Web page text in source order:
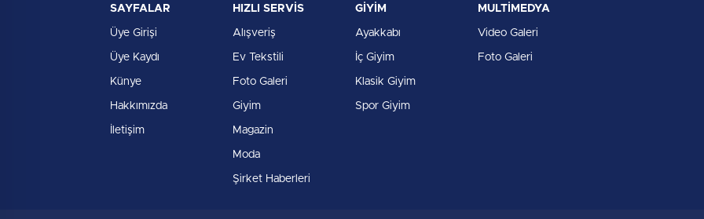
SAYFALAR
Üye Girişi
Üye Kaydı
Künye
Hakkımızda
İletişim
HIZLI SERVİS
Alışveriş
Ev Tekstili
Foto Galeri
Giyim
Magazin
Moda
Şirket Haberleri
GİYİM
Ayakkabı
İç Giyim
Klasik Giyim
Spor Giyim
MULTİMEDYA
Video Galeri
Foto Galeri